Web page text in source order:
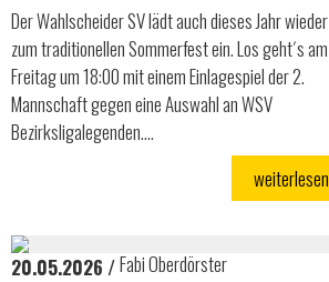
Der Wahlscheider SV lädt auch dieses Jahr wieder
zum traditionellen Sommerfest ein. Los geht´s am
Freitag um 18:00 mit einem Einlagespiel der 2.
Mannschaft gegen eine Auswahl an WSV
Bezirksligalegenden.…
weiterlesen
20.05.2026
Fabi Oberdörster